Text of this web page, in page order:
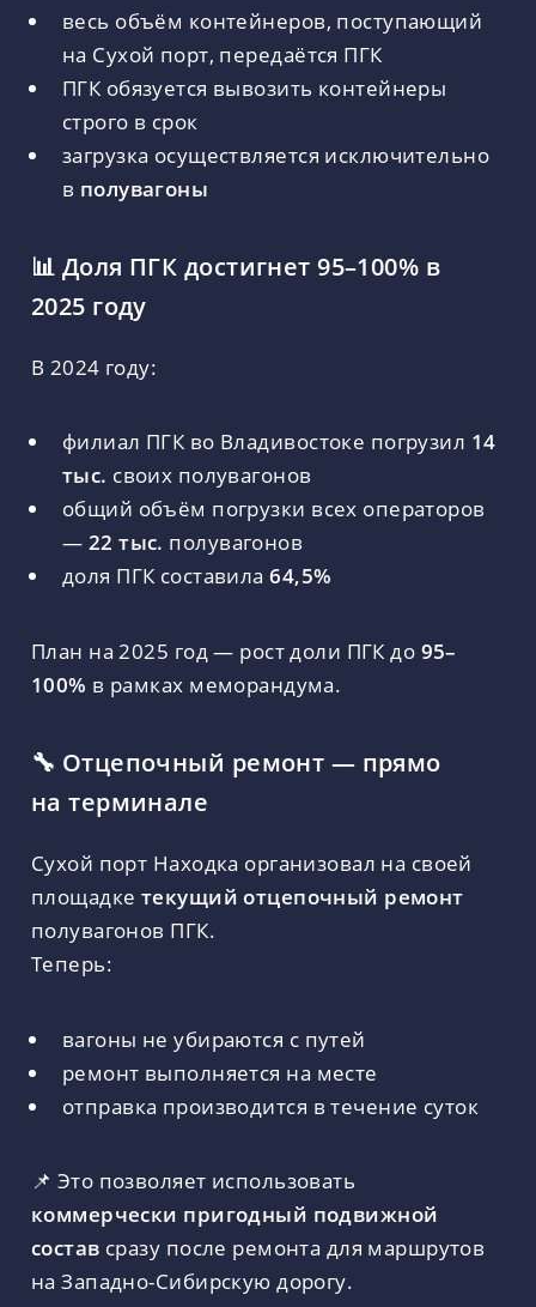
весь объём контейнеров, поступающий
на Сухой порт, передаётся ПГК
ПГК обязуется вывозить контейнеры
строго в срок
загрузка осуществляется исключительно
в полувагоны
📊 Доля ПГК достигнет 95–100% в
2025 году
В 2024 году:
филиал ПГК во Владивостоке погрузил 14
тыс. своих полувагонов
общий объём погрузки всех операторов
— 22 тыс. полувагонов
доля ПГК составила64,5%
План на 2025 год — рост доли ПГК до 95–
100% в рамках меморандума.
🔧 Отцепочный ремонт — прямо
на терминале
Сухой порт Находка организовал на своей
площадке текущий отцепочный ремонт
полувагонов ПГК.
Теперь:
вагоны не убираются с путей
ремонт выполняется на месте
отправка производится в течение суток
📌 Это позволяет использовать
коммерчески пригодный подвижной
состав сразу после ремонта для маршрутов
на Западно-Сибирскую дорогу.